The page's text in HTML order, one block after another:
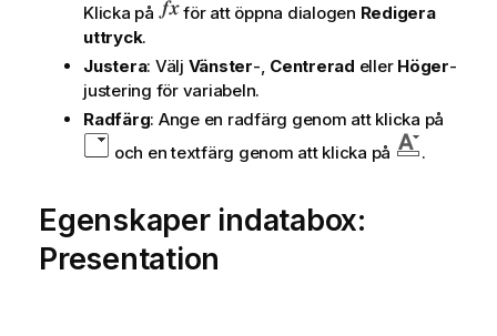
Klicka på
för att öppna dialogen Redigera
uttryck.
Justera: Välj Vänster-, Centrerad eller Höger-
justering för variabeln.
Radfärg: Ange en radfärg genom att klicka på
och en textfärg genom att klicka på
.
Egenskaper indatabox:
Presentation